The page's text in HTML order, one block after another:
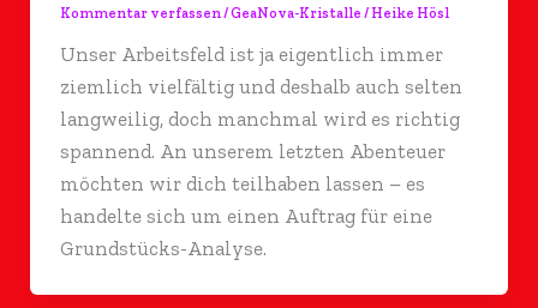
Kommentar verfassen/GeaNova-Kristalle / Heike Hösl
Unser Arbeitsfeld ist ja eigentlich immer
ziemlich vielfältig und deshalb auch selten
langweilig, doch manchmal wird es richtig
spannend. An unserem letzten Abenteuer
möchten wir dich teilhaben lassen – es
handelte sich um einen Auftrag für eine
Grundstücks-Analyse.